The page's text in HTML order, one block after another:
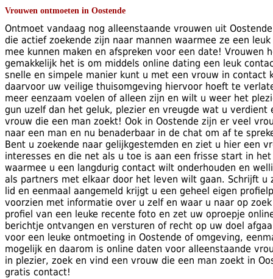
Vrouwen ontmoeten in Oostende
Ontmoet vandaag nog alleenstaande vrouwen uit
die actief zoekende zijn naar mannen waarmee ze een
mee kunnen maken en afspreken voor een date! Vrouwen
gemakkelijk het is om middels online dating een leuk
snelle en simpele manier kunt u met een vrouw in contact
daarvoor uw veilige thuisomgeving hiervoor hoeft te
meer eenzaam voelen of alleen zijn en wilt u weer het
gun uzelf dan het geluk, plezier en vreugde wat u verdient
vrouw die een man zoekt! Ook in Oostende zijn er veel
naar een man en nu benaderbaar in de chat om af te
Bent u zoekende naar gelijkgestemden en ziet u hier een
interesses en die net als u toe is aan een frisse start in
waarmee u een langdurig contact wilt onderhouden en
als partners met elkaar door het leven wilt gaan. Schrijft u
lid en eenmaal aangemeld krijgt u een geheel eigen
voorzien met informatie over u zelf en waar u naar op
profiel van een leuke recente foto en zet uw oproepje
berichtje ontvangen en versturen of recht op uw doel
voor een leuke ontmoeting in Oostende of omgeving,
mogelijk en daarom is online daten voor alleenstaande
in plezier, zoek en vind een vrouw die een man zoekt in
gratis contact!